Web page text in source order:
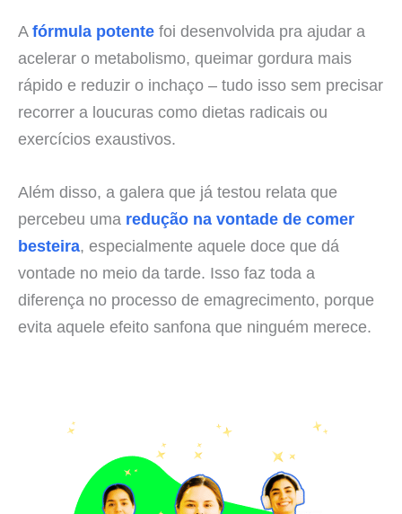
Afórmula potente foi desenvolvida pra ajudar a
acelerar o metabolismo, queimar gordura mais
rápido e reduzir o inchaço – tudo isso sem precisar
recorrer a loucuras como dietas radicais ou
exercícios exaustivos.
Além disso, a galera que já testou relata que
percebeu uma redução na vontade de comer
besteira, especialmente aquele doce que dá
vontade no meio da tarde. Isso faz toda a
diferença no processo de emagrecimento, porque
evita aquele efeito sanfona que ninguém merece.